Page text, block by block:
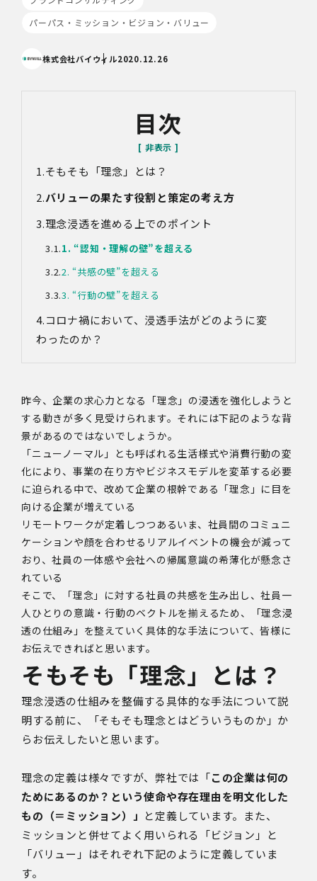
パーパス・ミッション・ビジョン・バリュー
株式会社バイウィル2020.12.26
目次
そもそも「理念」とは？
バリューの果たす役割と策定の考え方
理念浸透を進める上でのポイント
1. “認知・理解の壁”を超える
2. “共感の壁”を超える
3. “行動の壁”を超える
コロナ禍において、浸透手法がどのように変
わったのか？
昨今、企業の求心力となる「理念」の浸透を強化しようと
する動きが多く見受けられます。それには下記のような背
景があるのではないでしょうか。
「ニューノーマル」とも呼ばれる生活様式や消費行動の変
化により、事業の在り方やビジネスモデルを変革する必要
に迫られる中で、改めて企業の根幹である「理念」に目を
向ける企業が増えている
リモートワークが定着しつつあるいま、社員間のコミュニ
ケーションや顔を合わせるリアルイベントの機会が減って
おり、社員の一体感や会社への帰属意識の希薄化が懸念さ
れている
そこで、「理念」に対する社員の共感を生み出し、社員一
人ひとりの意識・行動のベクトルを揃えるため、「理念浸
透の仕組み」を整えていく具体的な手法について、皆様に
お伝えできればと思います。
そもそも「理念」とは？
理念浸透の仕組みを整備する具体的な手法について説
明する前に、「そもそも理念とはどういうものか」か
らお伝えしたいと思います。
理念の定義は様々ですが、弊社では「この企業は何の
ためにあるのか？という使命や存在理由を明文化した
もの（＝ミッション）」 と定義しています。また、
ミッションと併せてよく用いられる「ビジョン」と
「バリュー」はそれぞれ下記のように定義していま
す。